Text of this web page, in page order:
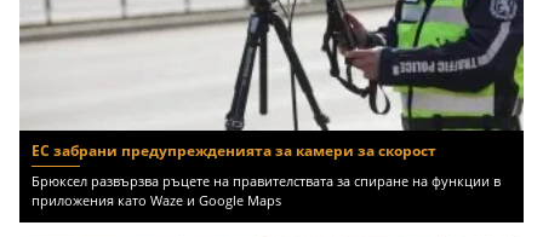
ЕС забрани предупрежденията за камери за скорост
Брюксел развързва ръцете на правителствата за спиране на функции в
приложения като Waze и Google Maps